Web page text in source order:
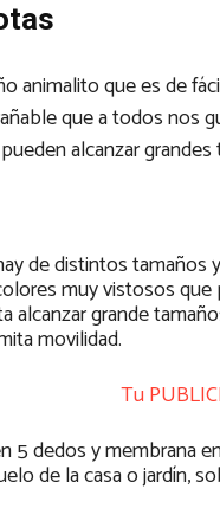
animalito que es de
que a todos nos
alcanzar grandes
de distintos
muy vistosos
alcanzar grande
movilidad.
Tu
5 dedos y membrana
de la casa o jardín,